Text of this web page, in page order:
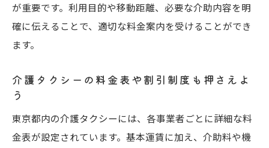
が重要です。利用目的や移動距離、必要な介助内容を明
確に伝えることで、適切な料金案内を受けることができ
ます。
介護タクシーの料金表や割引制度も押さえよ
う
東京都内の介護タクシーには、各事業者ごとに詳細な料
金表が設定されています。基本運賃に加え、介助料や機